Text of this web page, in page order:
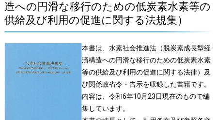
造への円滑な移行のための低炭素水素等の
供給及び利用の促進に関する法規集）
本書は、水素社会推進法（脱炭素成長型経
済構造への円滑な移行のための低炭素水素
等の供給及び利用の促進に関する法律）及
び関係政省令・告示を収録した書籍です。
内容は、令和6年10月23日現在のもので編
集しています。